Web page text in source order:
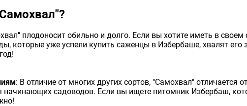
плодоносит обильно и долго. Если вы хотите иметь в
которые уже успели купить саженцы в Избербаше, хвалят его
: В отличие от многих других сортов, "Самохвал" отличается
начинающих садоводов. Если вы ищете питомник Избербаш,